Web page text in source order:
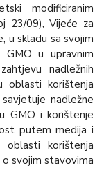
modificiranim
23/09), Vijeće za
u skladu sa svojim
u upravnim
nadležnih
oblasti korištenja
nadležne
GMO i korištenje
putem medija i
korištenja
svojim stavovima